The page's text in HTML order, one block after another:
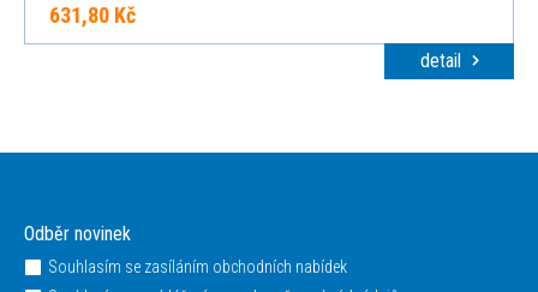
631,80 Kč
detail
Odběr novinek
Souhlasím se zasíláním obchodních nabídek